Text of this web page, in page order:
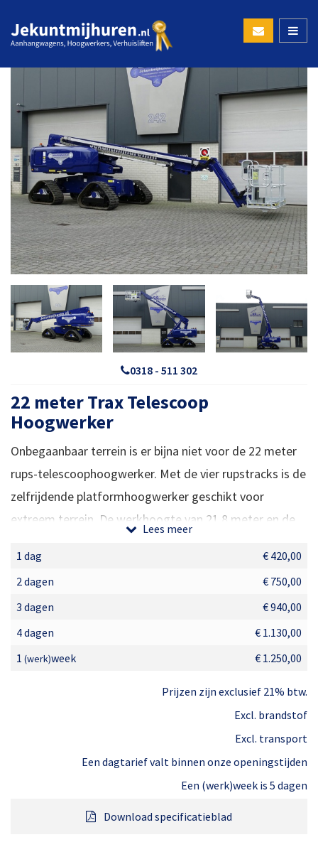
0318 - 511 302
22 meter Trax Telescoop
Hoogwerker
Onbegaanbaar terrein is er bijna niet voor de 22 meter
rups-telescoophoogwerker. Met de vier rupstracks is de
zelfrijdende platformhoogwerker geschikt voor
extreem terrein. De werkhoogte van 21,8 meter en de
uitvoeren van vrijwel iedere klus. De machine is niet
alleen ideaal voor boomverzorgers maar voor iedereen
die een klus moet uitvoeren op een terrein waar
‘gewone’ hoogwerkers vast zouden lopen.
De Genie TRAX S65 is niet alleen robuust. Want hoewel
de machine ruim 12 ton weegt, zorgen de rupsen voor
een lage bodemdruk. Daarnaast is werkbak zwenkbaar
gemaakt zodat er nauwkeurig kan worden gewerkt.
Het hefvermogen is voldoende voor twee personen en
benodigd gereedschap.
Lees meer
1 dag
€ 420,00
2 dagen
€ 750,00
3 dagen
€ 940,00
4 dagen
€ 1.130,00
1 (werk)week € 1.250,00
Prijzen zijn exclusief 21% btw.
Excl. brandstof
Excl. transport
Een dagtarief valt binnen onze openingstijden
Een (werk)week is 5 dagen
Download specificatieblad